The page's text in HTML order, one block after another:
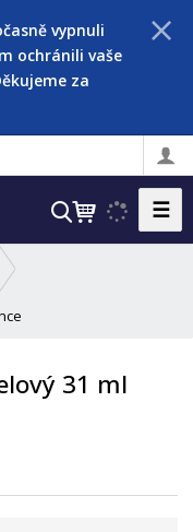
vypnuli
ochránili vaše
za
V
a
t
☰
31 ml